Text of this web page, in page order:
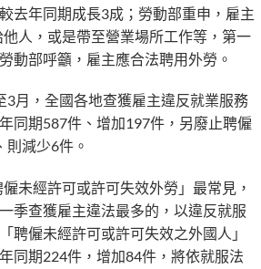
去年同期成長3成；勞動部重申，雇主
人，或是帶至營業場所工作等，第一
動部呼籲，雇主應合法聘用外勞。
3月，全國各地查獲雇主違反就業服務
同期587件、增加197件，另廢止聘僱
減少6件。
未經許可或許可失效外勞」最常見，
季查獲雇主違法最多的，以違反就服
聘僱未經許可或許可失效之外國人」
同期224件，增加84件，將依就服法